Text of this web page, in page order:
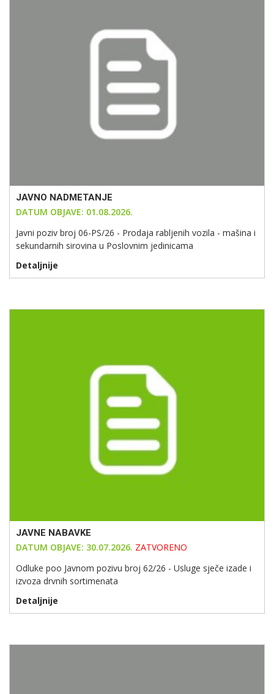
JAVNO NADMETANJE
DATUM OBJAVE: 01.08.2026.
Javni poziv broj 06-PS/26 - Prodaja rabljenih vozila - mašina i
sekundarnih sirovina u Poslovnim jedinicama
Detaljnije
JAVNE NABAVKE
DATUM OBJAVE: 30.07.2026. ZATVORENO
Odluke poo Javnom pozivu broj 62/26 - Usluge sječe izade i
izvoza drvnih sortimenata
Detaljnije